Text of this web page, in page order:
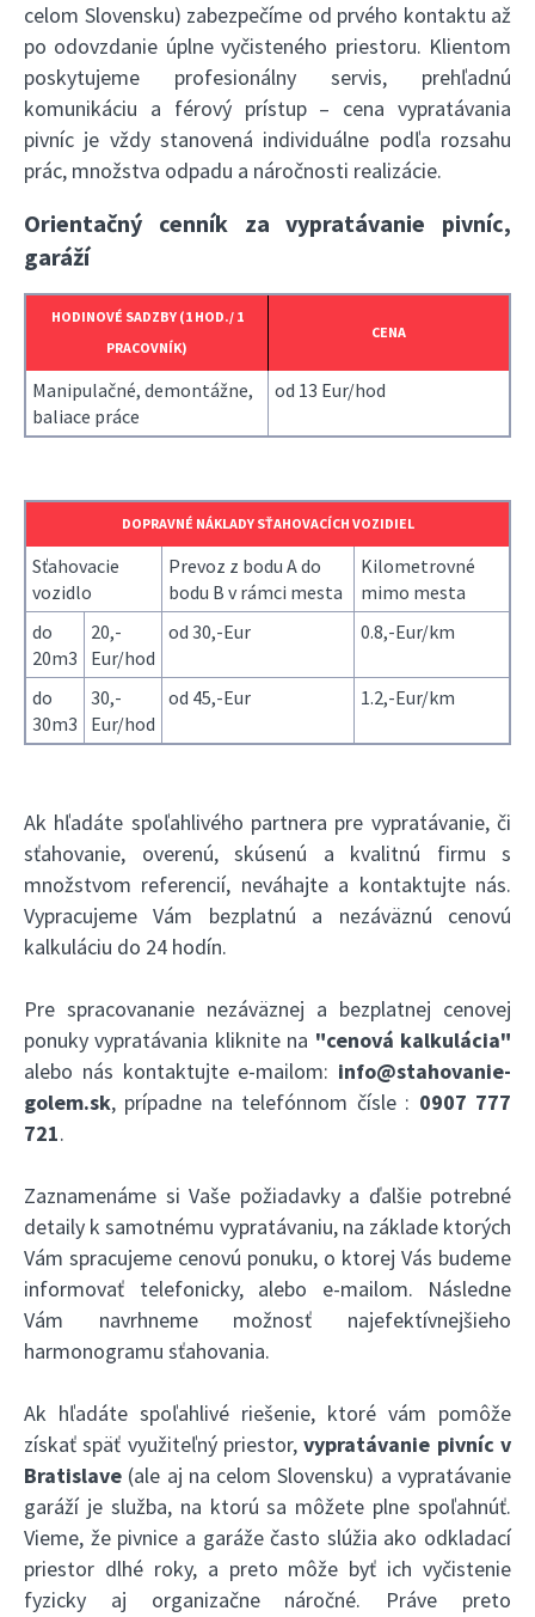
celom Slovensku) zabezpečíme od prvého kontaktu až
po odovzdanie úplne vyčisteného priestoru. Klientom
poskytujeme profesionálny servis, prehľadnú
komunikáciu a férový prístup – cena vypratávania
pivníc je vždy stanovená individuálne podľa rozsahu
prác, množstva odpadu a náročnosti realizácie.
Orientačný cenník za vypratávanie pivníc,
garáží
HODINOVÉ SADZBY (1 HOD./ 1
PRACOVNÍK)
CENA
Manipulačné, demontážne,
baliace práce
od 13 Eur/hod
DOPRAVNÉ NÁKLADY SŤAHOVACÍCH VOZIDIEL
Sťahovacie
vozidlo
Prevoz z bodu A do
bodu B v rámci mesta
Kilometrovné
mimo mesta
do
20m3
20,-
Eur/hod
od 30,-Eur 0.8,-Eur/km
do
30m3
30,-
Eur/hod
od 45,-Eur 1.2,-Eur/km
Ak hľadáte spoľahlivého partnera pre vypratávanie, či
sťahovanie, overenú, skúsenú a kvalitnú firmu s
množstvom referencií, neváhajte a kontaktujte nás.
Vypracujeme Vám bezplatnú a nezáväznú cenovú
kalkuláciu do 24 hodín.
Pre spracovananie nezáväznej a bezplatnej cenovej
ponuky vypratávania kliknite na "cenová kalkulácia"
alebo nás kontaktujte e-mailom: info@stahovanie-
golem.sk, prípadne na telefónnom čísle : 0907 777
721.
Zaznamenáme si Vaše požiadavky a ďalšie potrebné
detaily k samotnému vypratávaniu, na základe ktorých
Vám spracujeme cenovú ponuku, o ktorej Vás budeme
informovať telefonicky, alebo e-mailom. Následne
Vám navrhneme možnosť najefektívnejšieho
harmonogramu sťahovania.
Ak hľadáte spoľahlivé riešenie, ktoré vám pomôže
získať späť využiteľný priestor,vypratávanie pivníc v
Bratislave (ale aj na celom Slovensku) a vypratávanie
garáží je služba, na ktorú sa môžete plne spoľahnúť.
Vieme, že pivnice a garáže často slúžia ako odkladací
priestor dlhé roky, a preto môže byť ich vyčistenie
fyzicky aj organizačne náročné. Práve preto